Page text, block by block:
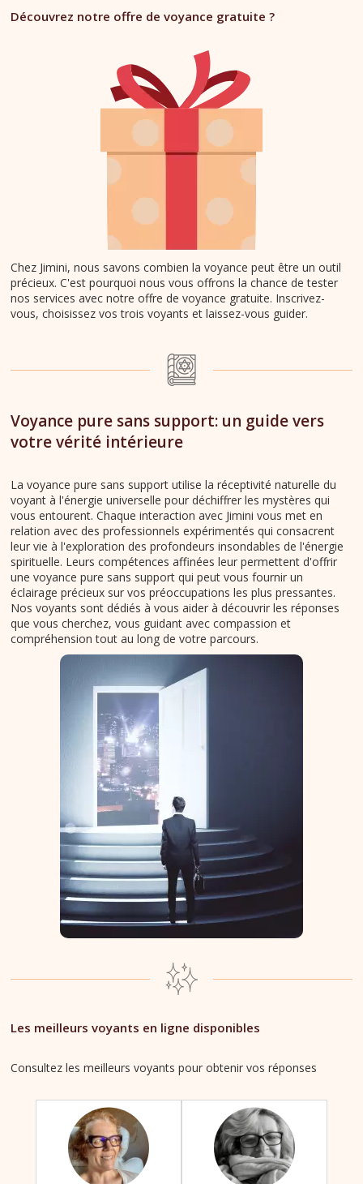
Découvrez notre offre de voyance gratuite ?
Chez Jimini, nous savons combien la voyance peut être un outil
précieux. C'est pourquoi nous vous offrons la chance de tester
nos services avec notre offre de voyance gratuite. Inscrivez-
vous, choisissez vos trois voyants et laissez-vous guider.
Voyance pure sans support: un guide vers
votre vérité intérieure
La voyance pure sans support utilise la réceptivité naturelle du
voyant à l'énergie universelle pour déchiffrer les mystères qui
vous entourent. Chaque interaction avec Jimini vous met en
relation avec des professionnels expérimentés qui consacrent
leur vie à l'exploration des profondeurs insondables de l'énergie
spirituelle. Leurs compétences affinées leur permettent d'offrir
une voyance pure sans support qui peut vous fournir un
éclairage précieux sur vos préoccupations les plus pressantes.
Nos voyants sont dédiés à vous aider à découvrir les réponses
que vous cherchez, vous guidant avec compassion et
compréhension tout au long de votre parcours.
Les meilleurs voyants en ligne disponibles
Consultez les meilleurs voyants pour obtenir vos réponses